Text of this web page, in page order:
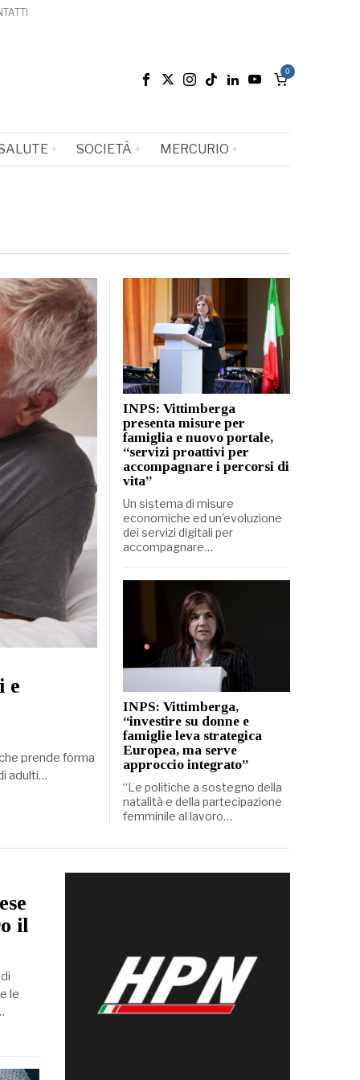
0
SOCIETÀ MERCURIO
e
prende forma
adulti…
INPS: Vittimberga
presenta misure per
famiglia e nuovo portale,
“servizi proattivi per
accompagnare i percorsi di
vita”
Un sistema di misure
economiche ed un’evoluzione
dei servizi digitali per
accompagnare…
INPS: Vittimberga,
“investire su donne e
famiglie leva strategica
Europea, ma serve
approccio integrato”
“Le politiche a sostegno della
natalità e della partecipazione
femminile al lavoro…
il
le